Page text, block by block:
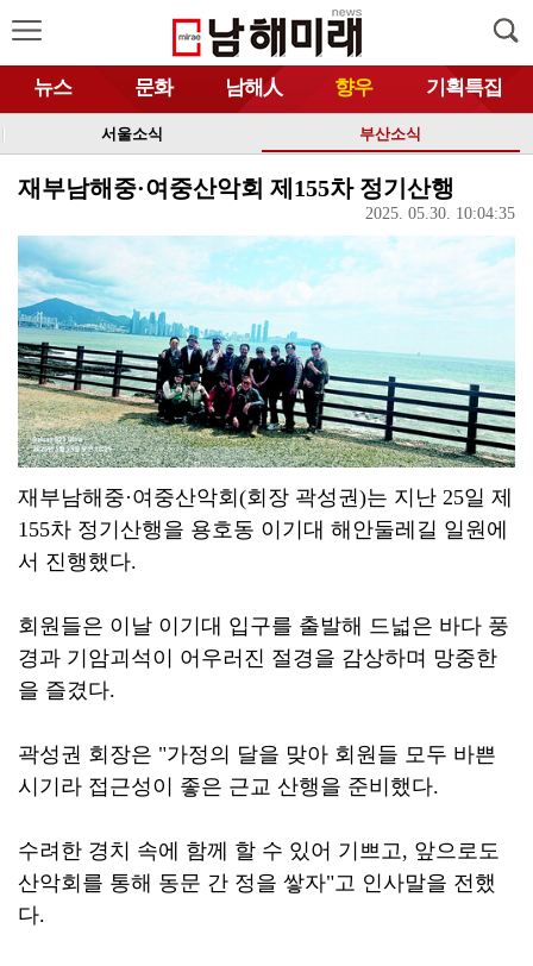
뉴스 문화 남해人 향우 기획특집
서울소식 부산소식
재부남해중·여중산악회 제155차 정기산행
2025. 05.30. 10:04:35
재부남해중·여중산악회(회장 곽성권)는 지난 25일 제
155차 정기산행을 용호동 이기대 해안둘레길 일원에
서 진행했다.
회원들은 이날 이기대 입구를 출발해 드넓은 바다 풍
경과 기암괴석이 어우러진 절경을 감상하며 망중한
을 즐겼다.
곽성권 회장은 "가정의 달을 맞아 회원들 모두 바쁜
시기라 접근성이 좋은 근교 산행을 준비했다.
수려한 경치 속에 함께 할 수 있어 기쁘고, 앞으로도
산악회를 통해 동문 간 정을 쌓자"고 인사말을 전했
다.